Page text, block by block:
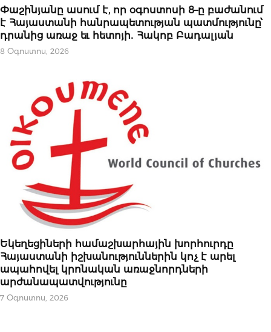
ԿԱՐԵՎՈՐԸ
Փաշինյանը ասում է, որ օգոստոսի 8–ը բաժանում
է Հայաստանի հանրապետության պատմությունը՝
դրանից առաջ եւ հետոյի․ Հակոբ Բադալյան
8 Օգոստոս, 2026
ՀՐԱՊԱՐԱԿԱԽՈՍՈՒԹՅՈՒՆ
Եկեղեցիների համաշխարհային խորհուրդը
Հայաստանի իշխանություններին կոչ է արել
ապահովել կրոնական առաջնորդների
արժանապատվությունը
7 Օգոստոս, 2026